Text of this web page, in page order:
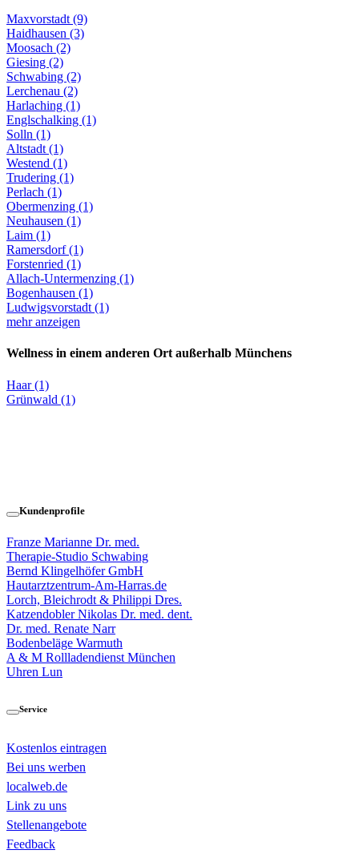
Maxvorstadt (9)
Haidhausen (3)
Moosach (2)
Giesing (2)
Schwabing (2)
Lerchenau (2)
Harlaching (1)
Englschalking (1)
Solln (1)
Altstadt (1)
Westend (1)
Trudering (1)
Perlach (1)
Obermenzing (1)
Neuhausen (1)
Laim (1)
Ramersdorf (1)
Forstenried (1)
Allach-Untermenzing (1)
Bogenhausen (1)
Ludwigsvorstadt (1)
mehr anzeigen
Wellness in einem anderen Ort außerhalb Münchens
Haar (1)
Grünwald (1)
Kundenprofile
Franze Marianne Dr. med.
Therapie-Studio Schwabing
Bernd Klingelhöfer GmbH
Hautarztzentrum-Am-Harras.de
Lorch, Bleichrodt & Philippi Dres.
Katzendobler Nikolas Dr. med. dent.
Dr. med. Renate Narr
Bodenbeläge Warmuth
A & M Rollladendienst München
Uhren Lun
Service
Kostenlos eintragen
Bei uns werben
localweb.de
Link zu uns
Stellenangebote
Feedback